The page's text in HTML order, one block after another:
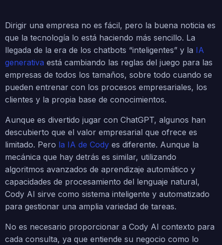
Dirigir una empresa no es fácil, pero la buena noticia es
que la tecnología lo está haciendo más sencillo. La
llegada de la era de los chatbots “inteligentes” y la IA
generativa está cambiando las reglas del juego para las
empresas de todos los tamaños, sobre todo cuando se
pueden entrenar con los procesos empresariales, los
clientes y la propia base de conocimientos.
Aunque es divertido jugar con ChatGPT, algunos han
descubierto que el valor empresarial que ofrece es
limitado. Pero la IA de Cody es diferente. Aunque la
mecánica que hay detrás es similar, utilizando
algoritmos avanzados de aprendizaje automático y
capacidades de procesamiento del lenguaje natural,
Cody AI sirve como sistema inteligente y automatizado
para gestionar una amplia variedad de tareas.
No es necesario proporcionar a Cody AI contexto para
cada consulta, ya que entiende su negocio como lo